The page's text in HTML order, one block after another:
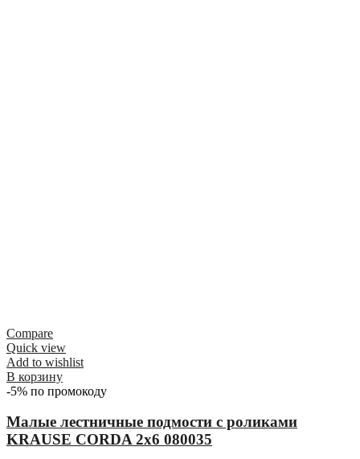
Compare
Quick view
Add to wishlist
В корзину
-5% по промокоду
Малые лестничные подмости с роликами
KRAUSE CORDA 2х6 080035